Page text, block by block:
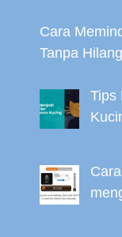
Cara
Tanpa
Tips